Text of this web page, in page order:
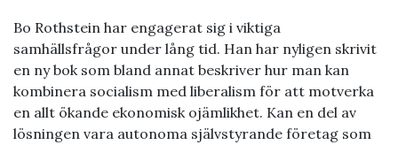
Bo Rothstein har engagerat sig i viktiga
samhällsfrågor under lång tid. Han har nyligen skrivit
en ny bok som bland annat beskriver hur man kan
kombinera socialism med liberalism för att motverka
en allt ökande ekonomisk ojämlikhet. Kan en del av
lösningen vara autonoma självstyrande företag som